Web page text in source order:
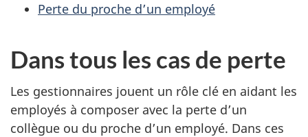
Perte du proche d’un employé
Dans tous les cas de perte
Les gestionnaires jouent un rôle clé en aidant les
employés à composer avec la perte d’un
collègue ou du proche d’un employé. Dans ces